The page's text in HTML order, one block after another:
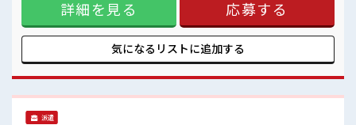
ート！静かな環境でコツコツ働きたい方に◎将来は大型商業
施設や有名ビルの建築に関わるチャンスも！？ ■お仕事PR ≪
女性も活躍中の職場≫ もちろん男性の応募もOKですよ！ ≪
自分の時間も大切≫ 残業はほとんどナシ！ 場合によってはお
願いすることもあります♪ ≪土日祝休のお仕事≫ 家族や友人
で明るすぎたり奇抜でなければOKです！ (規定有)≪未経験の
方も大カンゲイ≫ 新しいことにチャレンジするのは不安だけ
詳細を見る 応募する
気になるリストに追加する
派遣